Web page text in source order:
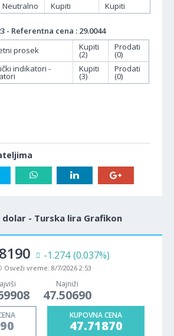
Neutralno Kupiti Kupiti
- Referentna cena : 29.0044
prosek Kupiti
(2)
Prodati
(0)
indikatori -
Kupiti
(3)
Prodati
(0)
dolar - Turska lira Grafikon
-1.274 (0.037%)
Osveži vreme: 8/7/2026 2:53
Najniži
47.50690
KUPOVNA CENA
47.71870